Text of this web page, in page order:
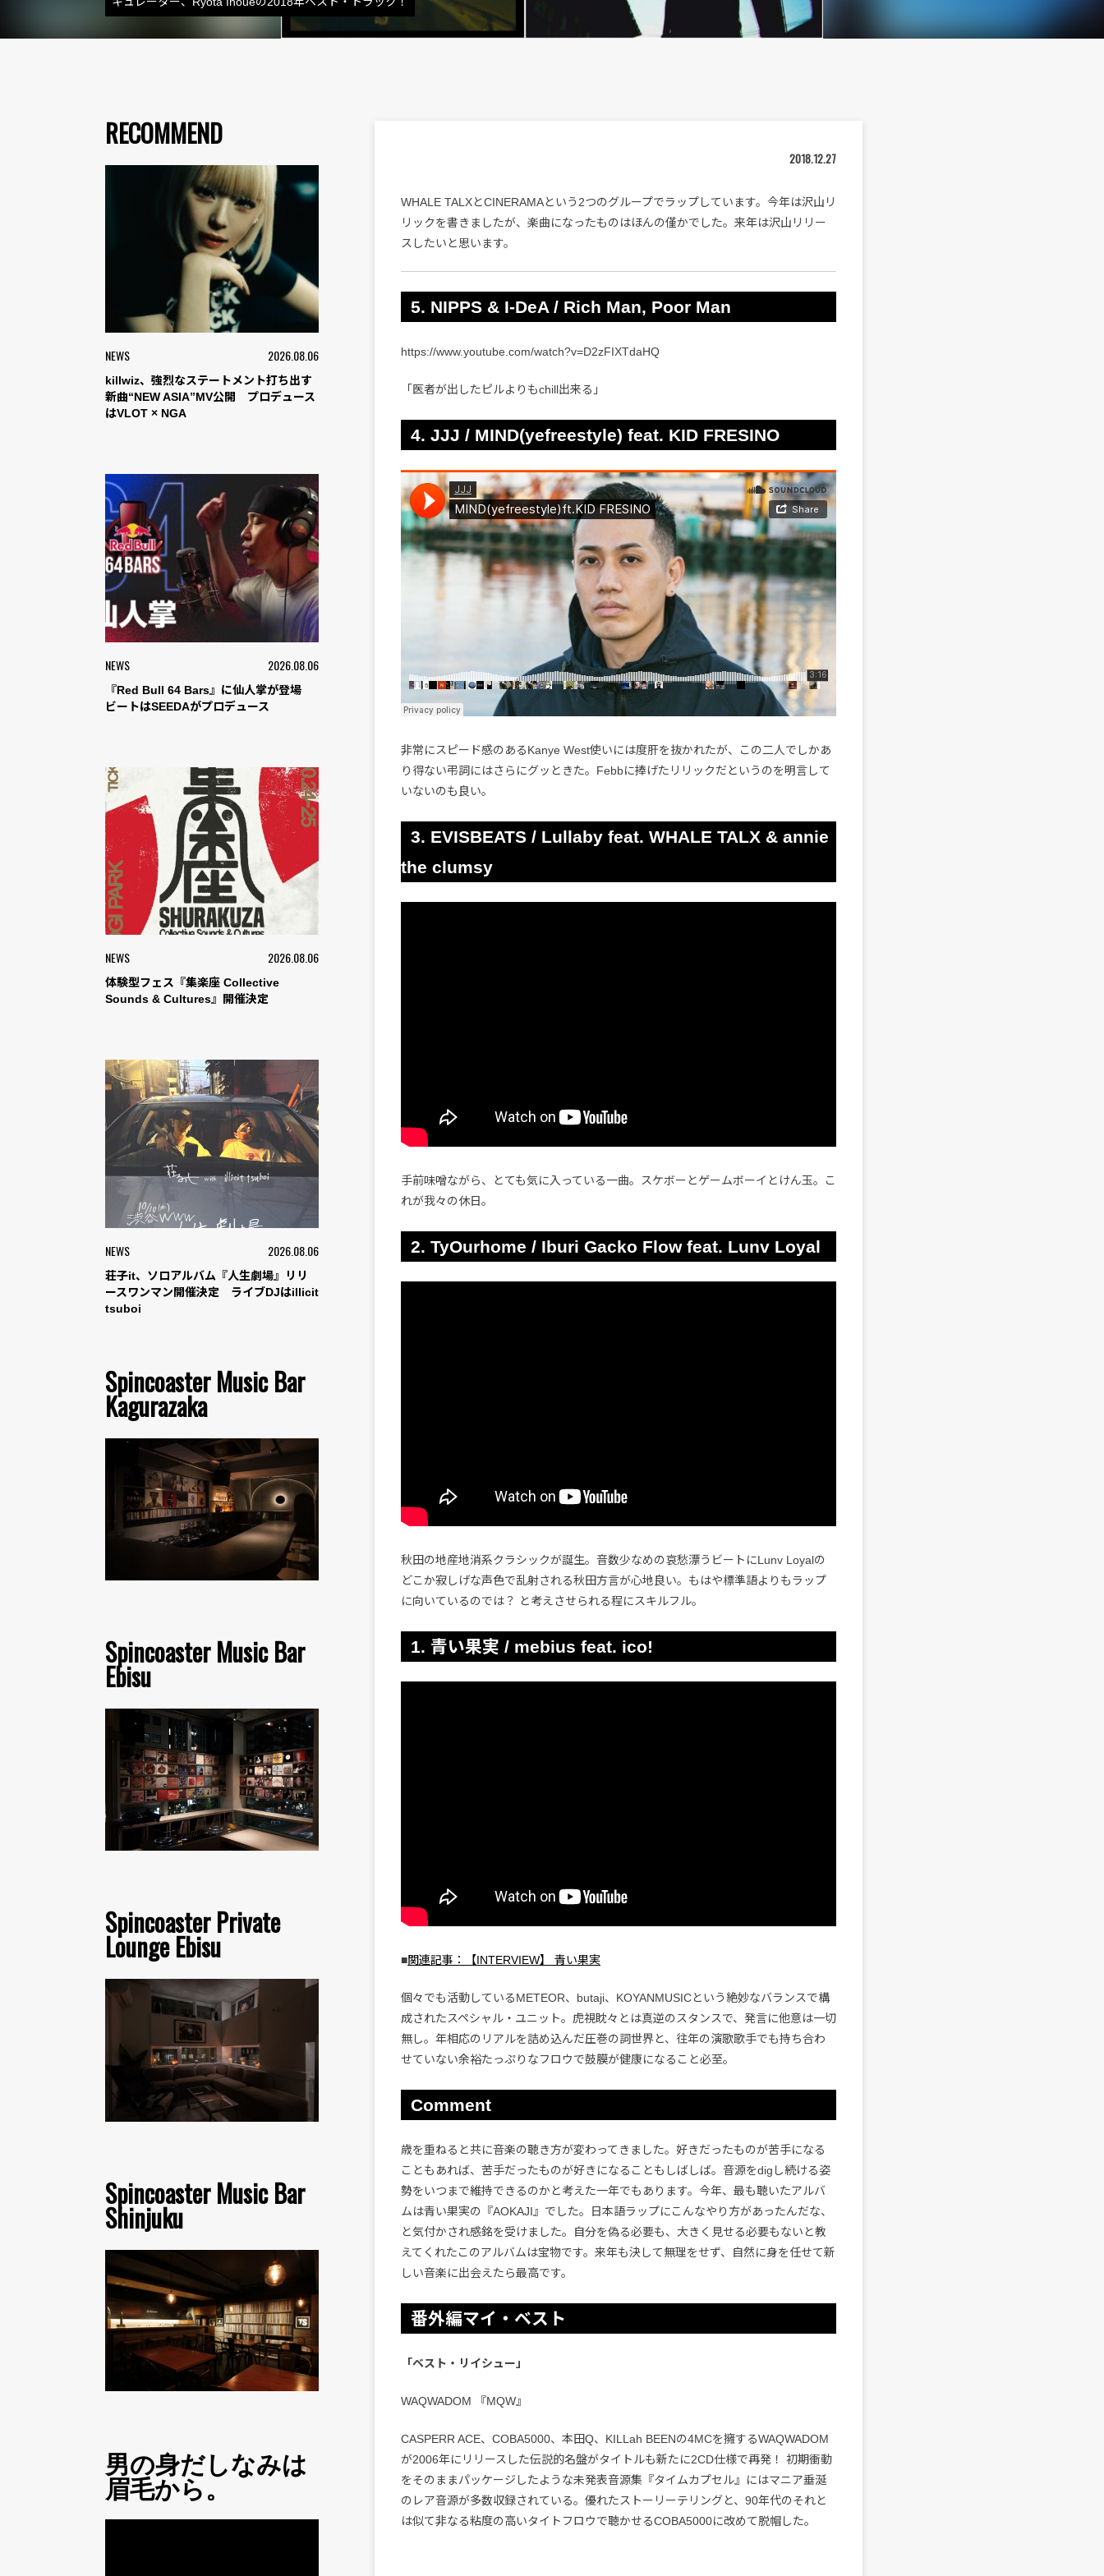
RECOMMEND
NEWS 2026.08.06
killwiz、強烈なステートメント打ち出す
新曲“NEW ASIA”MV公開 プロデュース
はVLOT × NGA
NEWS 2026.08.06
『Red Bull 64 Bars』に仙人掌が登場
ビートはSEEDAがプロデュース
NEWS 2026.08.06
体験型フェス『集楽座 Collective
Sounds & Cultures』開催決定
NEWS 2026.08.06
荘子it、ソロアルバム『人生劇場』リリ
ースワンマン開催決定 ライブDJはillicit
tsuboi
Spincoaster Music Bar
Kagurazaka
Spincoaster Music Bar
Ebisu
Spincoaster Private
Lounge Ebisu
Spincoaster Music Bar
Shinjuku
男の身だしなみは
眉毛から。
2018.12.27
WHALE TALXとCINERAMAという2つのグループでラップしています。今年は沢山リ
リックを書きましたが、楽曲になったものはほんの僅かでした。来年は沢山リリー
スしたいと思います。
5. NIPPS & I-DeA / Rich Man, Poor Man
https://www.youtube.com/watch?v=D2zFIXTdaHQ
「医者が出したピルよりもchill出来る」
4. JJJ / MIND(yefreestyle) feat. KID FRESINO
非常にスピード感のあるKanye West使いには度肝を抜かれたが、この二人でしかあ
り得ない弔詞にはさらにグッときた。Febbに捧げたリリックだというのを明言して
いないのも良い。
3. EVISBEATS / Lullaby feat. WHALE TALX & annie
the clumsy
手前味噌ながら、とても気に入っている一曲。スケボーとゲームボーイとけん玉。こ
れが我々の休日。
2. TyOurhome / Iburi Gacko Flow feat. Lunv Loyal
秋田の地産地消系クラシックが誕生。音数少なめの哀愁漂うビートにLunv Loyalの
どこか寂しげな声色で乱射される秋田方言が心地良い。もはや標準語よりもラップ
に向いているのでは？ と考えさせられる程にスキルフル。
1. 青い果実 / mebius feat. ico!
■関連記事：【INTERVIEW】 青い果実
個々でも活動しているMETEOR、butaji、KOYANMUSICという絶妙なバランスで構
成されたスペシャル・ユニット。虎視眈々とは真逆のスタンスで、発言に他意は一切
無し。年相応のリアルを詰め込んだ圧巻の詞世界と、往年の演歌歌手でも持ち合わ
せていない余裕たっぷりなフロウで鼓膜が健康になること必至。
Comment
歳を重ねると共に音楽の聴き方が変わってきました。好きだったものが苦手になる
こともあれば、苦手だったものが好きになることもしばしば。音源をdigし続ける姿
勢をいつまで維持できるのかと考えた一年でもあります。今年、最も聴いたアルバ
ムは青い果実の『AOKAJI』でした。日本語ラップにこんなやり方があったんだな、
と気付かされ感銘を受けました。自分を偽る必要も、大きく見せる必要もないと教
えてくれたこのアルバムは宝物です。来年も決して無理をせず、自然に身を任せて新
しい音楽に出会えたら最高です。
番外編マイ・ベスト
「ベスト・リイシュー」
WAQWADOM 『MQW』
CASPERR ACE、COBA5000、本田Q、KILLah BEENの4MCを擁するWAQWADOM
が2006年にリリースした伝説的名盤がタイトルも新たに2CD仕様で再発！ 初期衝動
をそのままパッケージしたような未発表音源集『タイムカプセル』にはマニア垂涎
のレア音源が多数収録されている。優れたストーリーテリングと、90年代のそれと
は似て非なる粘度の高いタイトフロウで聴かせるCOBA5000に改めて脱帽した。